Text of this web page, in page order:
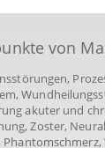
von
akuter und
Zoster,
Phantomschmerz,